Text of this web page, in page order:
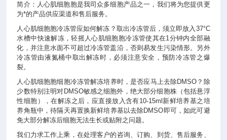
简介：人心肌细胞胞是我司众多细胞产品之一，我们将为您提供更
为*的产品供应渠道和售后服务。
人心肌细胞胞冷冻管应如何解冻？取出冷冻管后，须立即放入37°C
水槽中快速解冻，轻摇人心肌细胞胞冷冻管使其在1分钟内全部融
化，并注意水面不可超过冷冻管盖沿，否则易发生污染情形。另外
冷冻管由液氮桶中取出解冻时，必须注意安全，预防冷冻管之爆
裂。
人心肌细胞胞细胞冷冻管解冻培养时，是否应马上去除DMSO？除
少数特别注明对DMSO敏感之细胞外，绝大部分细胞株（包括悬浮
性细胞），在解冻之后，应直接放入含有10-15ml新鲜培养基之培
养角瓶中，待隔天再置换新鲜培养基以去除DMSO即可，如此可避
免大部分解冻后细胞无法生长或贴附之问题。
我们力求工作上乘，在处理客户的咨询、订购、到货、售后服务、